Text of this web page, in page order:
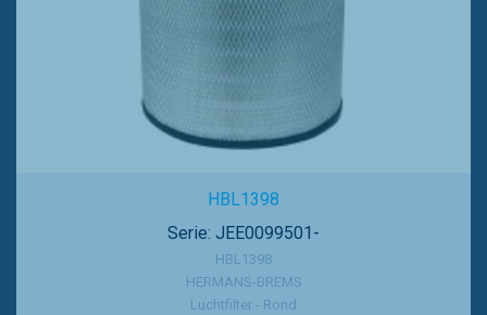
HBL1398
Serie: JEE0099501-
HBL1398
HERMANS-BREMS
Luchtfilter - Rond